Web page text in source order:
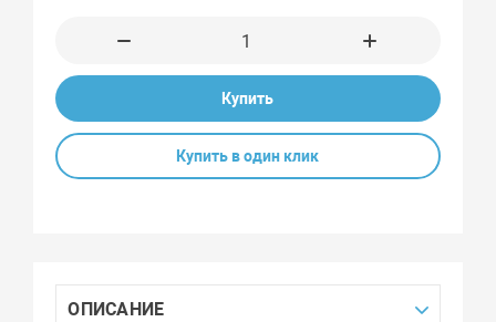
Купить
Купить в один клик
ОПИСАНИЕ